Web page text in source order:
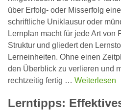
über Erfolg- oder Misserfolg
schriftliche Uniklausur oder
Lernplan macht für jede Art von
Struktur und gliedert den
Lerneinheiten. Ohne einen
den Überblick zu verlieren und
rechtzeitig fertig … Weiterlesen
Lerntipps: